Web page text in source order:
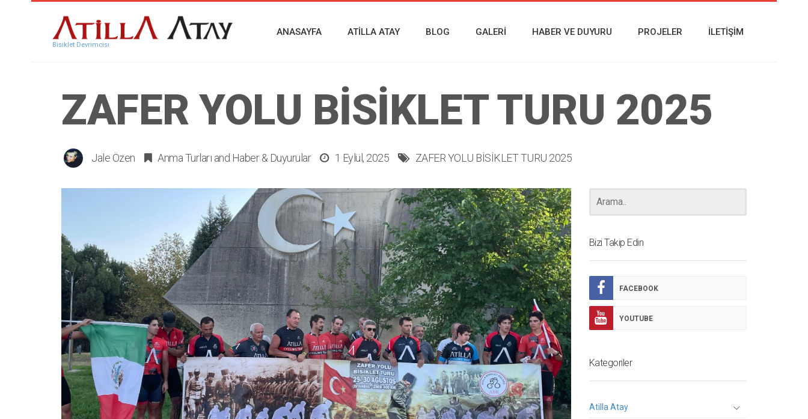
Bisiklet Devrimcisi
ANASAYFA ATILLA ATAY BLOG GALERI HABER VE DUYURU PROJELER İLETIŞIM
ZAFER YOLU BİSİKLET TURU 2025
Jale Özen Anma Turları and Haber & Duyurular 1 Eylül, 2025 ZAFER YOLU BİSİKLET TURU 2025
Bizi Takip Edin
FACEBOOK
YOUTUBE
Kategoriler
Atilla Atay